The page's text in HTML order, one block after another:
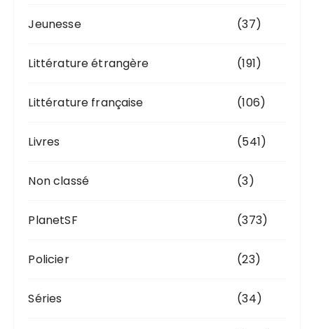
Jeunesse (37)
Littérature étrangère (191)
Littérature française (106)
Livres (541)
Non classé (3)
PlanetSF (373)
Policier (23)
Séries (34)